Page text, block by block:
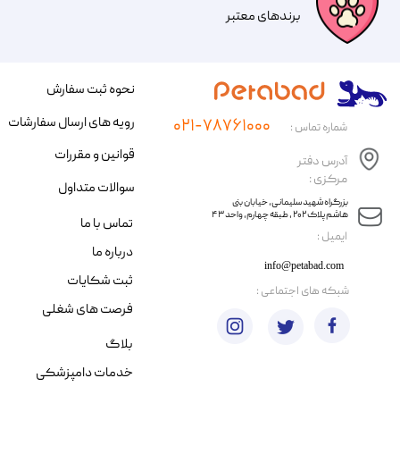
​​برندهای معتبر​​​​​​​
​ایمیل :
آدرس دفتر
مرکزی :
info@petabad.com
​​بزرگراه شهید سلیمانی، خیابان بنی
هاشم پلاک ۲۰۲ ، طبقه چهارم، واحد ۴۳
شماره تماس : ۰۲۱-۷۸۷۶۱۰۰۰
نحوه ثبت سفارش
رویه های ارسال سفارشات
قوانین و مقررات
سوالات متداول
تماس با ما
درباره ما
ثبت شکایات
فرصت های شغلی
​شبکه های اجتماعی :
بلاگ
خدمات دامپزشکی